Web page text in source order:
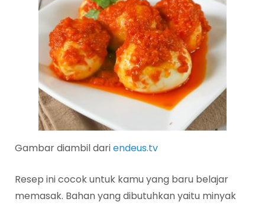
Gambar diambil dariendeus.tv
Resep ini cocok untuk kamu yang baru belajar
memasak. Bahan yang dibutuhkan yaitu minyak